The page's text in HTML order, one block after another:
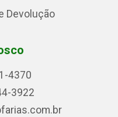
Devolução
4370
3922